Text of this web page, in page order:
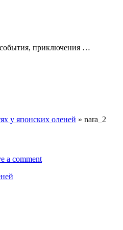
приключения …
у японских оленей » nara_2
a comment